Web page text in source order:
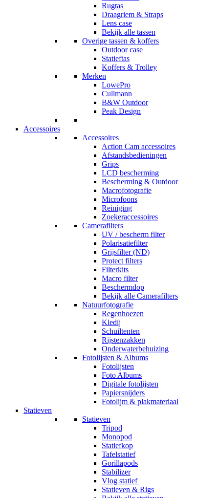
Rugtas
Draagriem & Straps
Lens case
Bekijk alle tassen
Overige tassen & koffers
Outdoor case
Statieftas
Koffers & Trolley
Merken
LowePro
Cullmann
B&W Outdoor
Peak Design
Accessoires
Accessoires
Action Cam accessoires
Afstandsbedieningen
Grips
LCD bescherming
Bescherming & Outdoor
Macrofotografie
Microfoons
Reiniging
Zoekeraccessoires
Camerafilters
UV / bescherm filter
Polarisatiefilter
Grijsfilter (ND)
Protect filters
Filterkits
Macro filter
Beschermdop
Bekijk alle Camerafilters
Natuurfotografie
Regenhoezen
Kledij
Schuiltenten
Rijstenzakken
Onderwaterbehuizing
Fotolijsten & Albums
Fotolijsten
Foto Albums
Digitale fotolijsten
Papiersnijders
Fotolijm & plakmateriaal
Statieven
Statieven
Tripod
Monopod
Statiefkop
Tafelstatief
Gorillapods
Stabilizer
Vlog statief
Statieven & Rigs